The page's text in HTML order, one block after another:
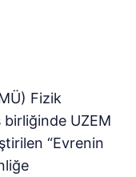
Fizik
UZEM
“Evrenin